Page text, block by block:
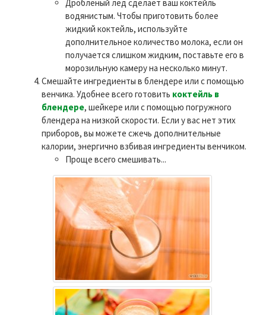
Дробленый лед сделает ваш коктейль
водянистым. Чтобы приготовить более
жидкий коктейль, используйте
дополнительное количество молока, если он
получается слишком жидким, поставьте его в
морозильную камеру на несколько минут.
Смешайте ингредиенты в блендере или с помощью
венчика. Удобнее всего готовить коктейль в
блендере, шейкере или с помощью погружного
блендера на низкой скорости. Если у вас нет этих
приборов, вы можете сжечь дополнительные
калории, энергично взбивая ингредиенты венчиком.
Проще всего смешивать...